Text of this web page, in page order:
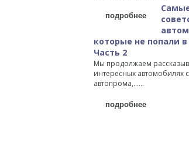
подробнее
которые не попали
Часть 2
Мы продолжаем
интересных автомобилях
автопрома,…...
подробнее